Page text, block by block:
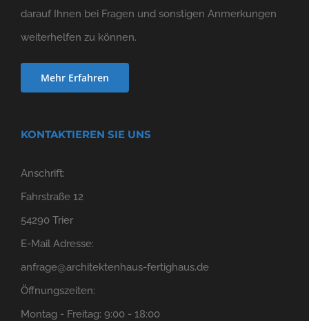
darauf Ihnen bei Fragen und sonstigen Anmerkungen
weiterhelfen zu können.
Mehr Erfahren
KONTAKTIEREN SIE UNS
Anschrift:
Fahrstraße 12
54290 Trier
E-Mail Adresse:
anfrage@architektenhaus-fertighaus.de
Öffnungszeiten:
Montag - Freitag: 9:00 - 18:00